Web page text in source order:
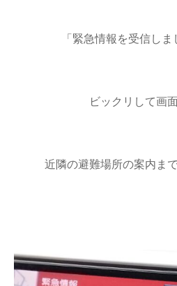
「緊急情報を受信し
ビックリして画
近隣の避難場所の案内ま